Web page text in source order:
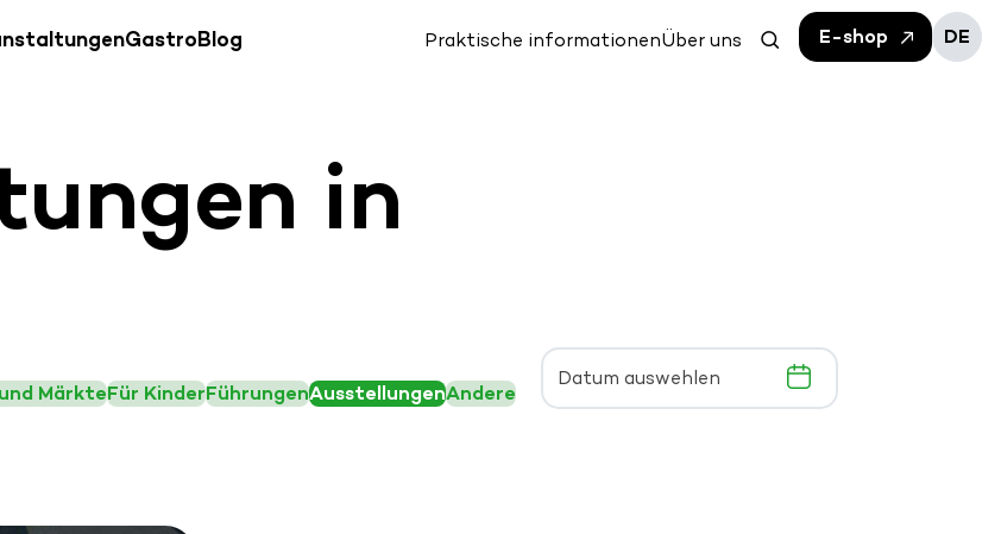
GastroBlog Praktische informationenÜber uns E-shop DE
in
MärkteFür KinderFührungenAusstellungenAndere